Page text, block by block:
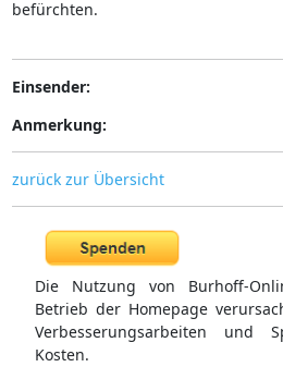
befürchten.
Einsender:
Anmerkung:
zurück zur Übersicht
Die Nutzung von Burhoff-
Betrieb der Homepage
Verbesserungsarbeiten und
Kosten.